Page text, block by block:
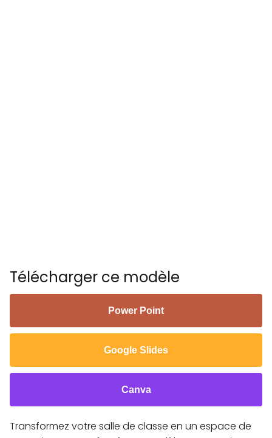
Télécharger ce modèle
Power Point
Google Slides
Canva
Transformez votre salle de classe en un espace de